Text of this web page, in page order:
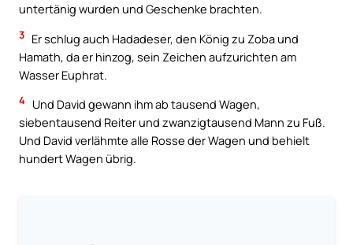
untertänig wurden und Geschenke brachten.
3 Er schlug auch Hadadeser, den König zu Zoba und
Hamath, da er hinzog, sein Zeichen aufzurichten am
Wasser Euphrat.
4 Und David gewann ihm ab tausend Wagen,
siebentausend Reiter und zwanzigtausend Mann zu Fuß.
Und David verlähmte alle Rosse der Wagen und behielt
hundert Wagen übrig.